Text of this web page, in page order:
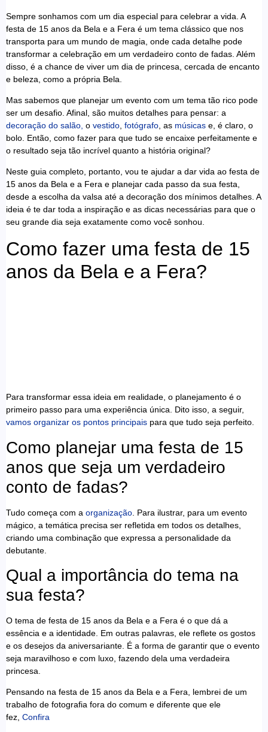
Sempre sonhamos com um dia especial para celebrar a vida. A
festa de 15 anos da Bela e a Fera é um tema clássico que nos
transporta para um mundo de magia, onde cada detalhe pode
transformar a celebração em um verdadeiro conto de fadas. Além
disso, é a chance de viver um dia de princesa, cercada de encanto
e beleza, como a própria Bela.
Mas sabemos que planejar um evento com um tema tão rico pode
ser um desafio. Afinal, são muitos detalhes para pensar: a
decoração do salão, o vestido fotógrafo , as músicas e, é claro, o
bolo. Então, como fazer para que tudo se encaixe perfeitamente e
o resultado seja tão incrível quanto a história original?
Neste guia completo, portanto, vou te ajudar a dar vida ao festa de
15 anos da Bela e a Fera e planejar cada passo da sua festa,
desde a escolha da valsa até a decoração dos mínimos detalhes. A
ideia é te dar toda a inspiração e as dicas necessárias para que o
seu grande dia seja exatamente como você sonhou.
Como fazer uma festa de 15
anos da Bela e a Fera?
Para transformar essa ideia em realidade, o planejamento é o
primeiro passo para uma experiência única. Dito isso, a seguir,
vamos organizar os pontos principais para que tudo seja perfeito.
Como planejar uma festa de 15
anos que seja um verdadeiro
conto de fadas?
Tudo começa com a organização . Para ilustrar, para um evento
mágico, a temática precisa ser refletida em todos os detalhes,
criando uma combinação que expressa a personalidade da
debutante.
Qual a importância do tema na
sua festa?
O tema de festa de 15 anos da Bela e a Fera é o que dá a
essência e a identidade. Em outras palavras, ele reflete os gostos
e os desejos da aniversariante. É a forma de garantir que o evento
seja maravilhoso e com luxo, fazendo dela uma verdadeira
princesa.
Pensando na festa de 15 anos da Bela e a Fera, lembrei de um
trabalho de fotografia fora do comum e diferente que ele
fez, Confira